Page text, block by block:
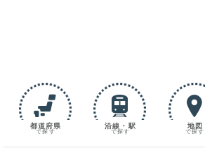
都道府県
で探す
沿線・駅
で探す
地図
で探す